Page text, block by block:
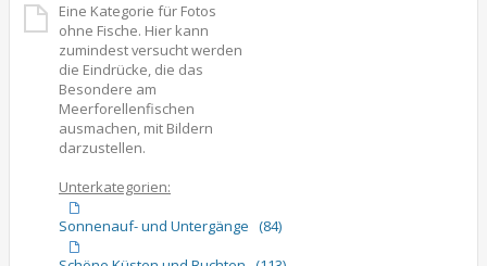
Eine Kategorie für Fotos
ohne Fische. Hier kann
zumindest versucht werden
die Eindrücke, die das
Besondere am
Meerforellenfischen
ausmachen, mit Bildern
darzustellen.
Unterkategorien:
Sonnenauf- und Untergänge (84)